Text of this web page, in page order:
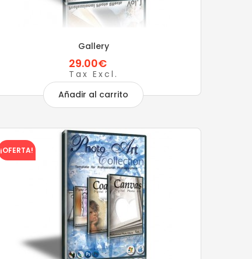
Gallery
29.00€
Tax Excl.
Añadir al carrito
¡OFERTA!